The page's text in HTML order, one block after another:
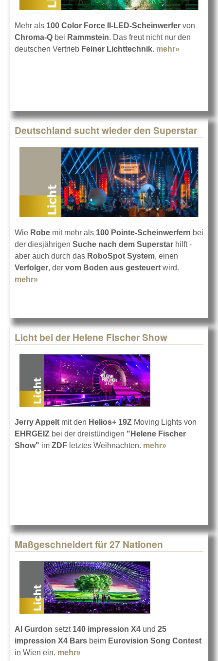
Mehr als 100 Color Force II-LED-Scheinwerfer von
Chroma-Q bei Rammstein. Das freut nicht nur den
deutschen Vertrieb Feiner Lichttechnik. mehr»
Deutschland sucht wieder den Superstar
Wie Robe mit mehr als 100 Pointe-Scheinwerfern bei
der diesjährigen Suche nach dem Superstar hilft -
aber auch durch das RoboSpot System, einen
Verfolger, der vom Boden aus gesteuert wird.
mehr»
Licht bei der Helene Fischer Show
Jerry Appelt mit den Helios+ 19Z Moving Lights von
EHRGEIZ bei der dreistündigen "Helene Fischer
Show" im ZDF letztes Weihnachten. mehr»
Maßgeschneidert für 27 Nationen
Al Gurdon setzt 140 impression X4 und 25
impression X4 Bars beim Eurovision Song Contest
in Wien ein. mehr»